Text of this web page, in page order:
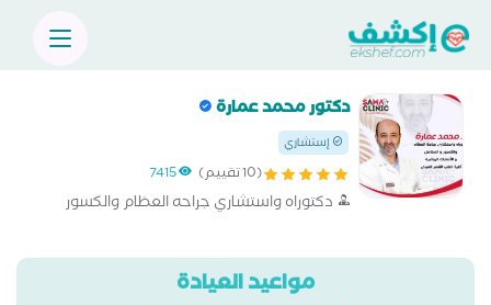
دكتور محمد عمارة
إستشاري
(10 تقييم) 7415
دكتوراه واستشاري جراحه العظام والكسور
مواعيد العيادة